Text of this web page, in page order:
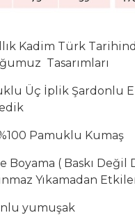
Kadim Türk
Tasarımları
Üç İplik Şardonlu
Pamuklu Kumaş
Boyama ( Baskı Değil
Yıkamadan
yumuşak